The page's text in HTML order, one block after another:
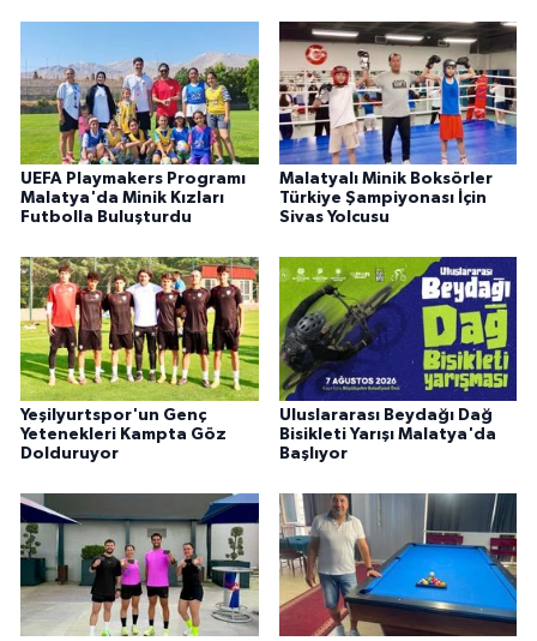
UEFA Playmakers Programı
Malatya'da Minik Kızları
Futbolla Buluşturdu
Malatyalı Minik Boksörler
Türkiye Şampiyonası İçin
Sivas Yolcusu
Yeşilyurtspor'un Genç
Yetenekleri Kampta Göz
Dolduruyor
Uluslararası Beydağı Dağ
Bisikleti Yarışı Malatya'da
Başlıyor